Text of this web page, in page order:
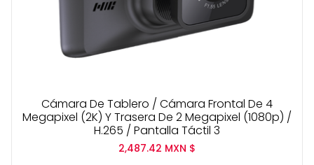
Cámara De Tablero / Cámara Frontal De 4
Megapixel (2K) Y Trasera De 2 Megapixel (1080p) /
H.265 / Pantalla Táctil 3
2,487.42 MXN $